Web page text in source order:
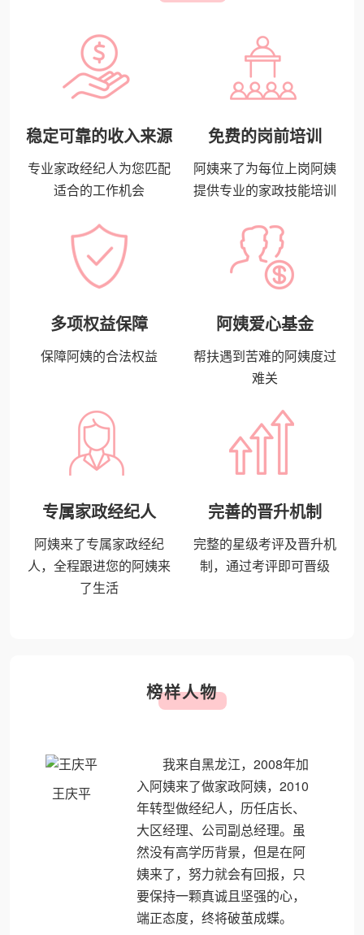
稳定可靠的收入来源
专业家政经纪人为您匹配
适合的工作机会
免费的岗前培训
阿姨来了为每位上岗阿姨
提供专业的家政技能培训
多项权益保障
保障阿姨的合法权益
阿姨爱心基金
帮扶遇到苦难的阿姨度过
难关
专属家政经纪人
阿姨来了专属家政经纪
人，全程跟进您的阿姨来
了生活
完善的晋升机制
完整的星级考评及晋升机
制，通过考评即可晋级
榜样人物
王庆平
我来自黑龙江，2008年加
入阿姨来了做家政阿姨，2010
年转型做经纪人，历任店长、
大区经理、公司副总经理。虽
然没有高学历背景，但是在阿
姨来了，努力就会有回报，只
要保持一颗真诚且坚强的心，
端正态度，终将破茧成蝶。